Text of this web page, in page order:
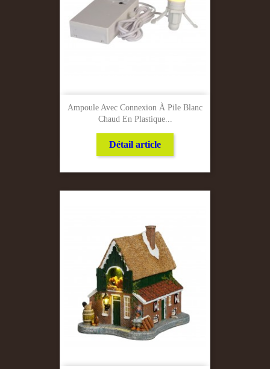
Ampoule Avec Connexion À Pile Blanc
Chaud En Plastique...
Détail article